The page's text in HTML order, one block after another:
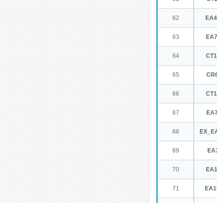
62
63
64
65
66
67
68
69
70
71